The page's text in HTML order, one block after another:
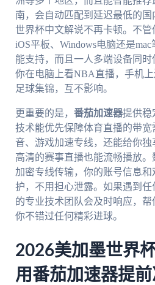
南，会自动匹配到延迟最低的
世界杯中文解说不再卡顿。不管
iOS平板、Windows电脑还是mac
能支持，而且一人多端设备同
你在电脑上看NBA直播，手机
足球集锦，互不影响。
更重要的是， 番茄加速器提供稳
技术能优先保障体育直播的带
音、游戏加速专线，还能给你
高清的赛事直播也能流畅播放
加密专线传输，你的账号信息
护，不用担心泄露。如果遇到
的专业技术团队会及时响应，
你不错过任何精彩进球。
2026美加墨世界
用番茄加速器提